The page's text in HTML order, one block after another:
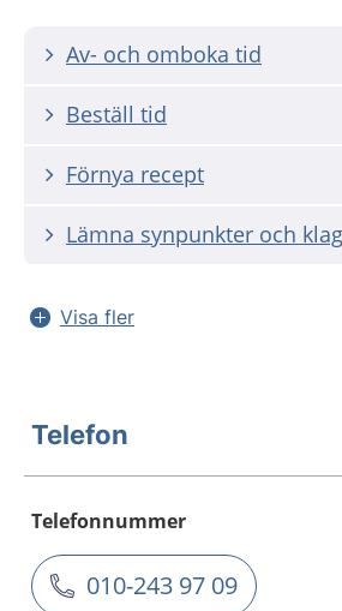
Av- och omboka tid
Beställ tid
Förnya recept
Lämna synpunkter och
Visa fler
Telefon
Telefonnummer
010-243 97 09